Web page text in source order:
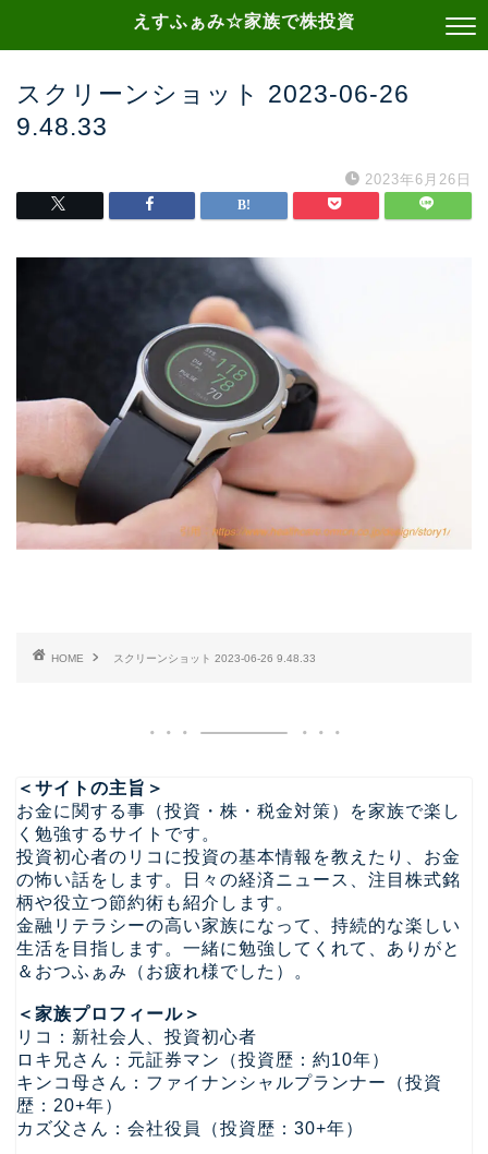
えすふぁみ☆家族で株投資
スクリーンショット 2023-06-26
9.48.33
2023年6月26日
HOME スクリーンショット 2023-06-26 9.48.33
＜サイトの主旨＞
お金に関する事（投資・株・税金対策）を家族で楽し
く勉強するサイトです。
投資初心者のリコに投資の基本情報を教えたり、お金
の怖い話をします。日々の経済ニュース、注目株式銘
柄や役立つ節約術も紹介します。
金融リテラシーの高い家族になって、持続的な楽しい
生活を目指します。一緒に勉強してくれて、ありがと
＆おつふぁみ（お疲れ様でした）。
＜家族プロフィール＞
リコ：新社会人、投資初心者
ロキ兄さん：元証券マン（投資歴：約10年）
キンコ母さん：ファイナンシャルプランナー（投資
歴：20+年）
カズ父さん：会社役員（投資歴：30+年）